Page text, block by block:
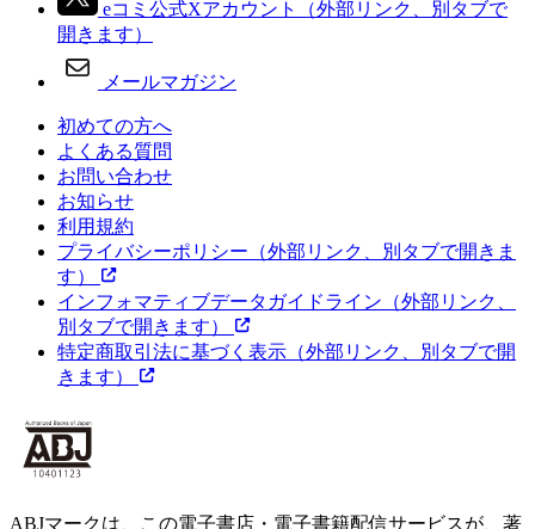
eコミ公式Xアカウント
（外部リンク、別タブで
開きます）
メールマガジン
初めての方へ
よくある質問
お問い合わせ
お知らせ
利用規約
プライバシーポリシー （外部リンク、別タブで開きま
す）
インフォマティブデータガイドライン （外部リンク、
別タブで開きます）
特定商取引法に基づく表示 （外部リンク、別タブで開
きます）
ABJマークは、この電子書店・電子書籍配信サービスが、著